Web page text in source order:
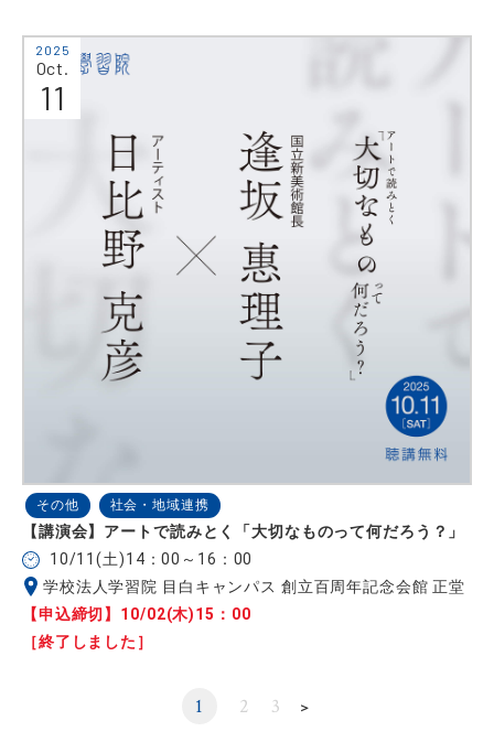
2025
Oct.
11
その他 社会・地域連携
【講演会】アートで読みとく「大切なものって何だろう？」
10/11(土)14：00～16：00
学校法人学習院 目白キャンパス 創立百周年記念会館 正堂
【申込締切】10/02(木)15：00
［終了しました］
1 2 3 ＞